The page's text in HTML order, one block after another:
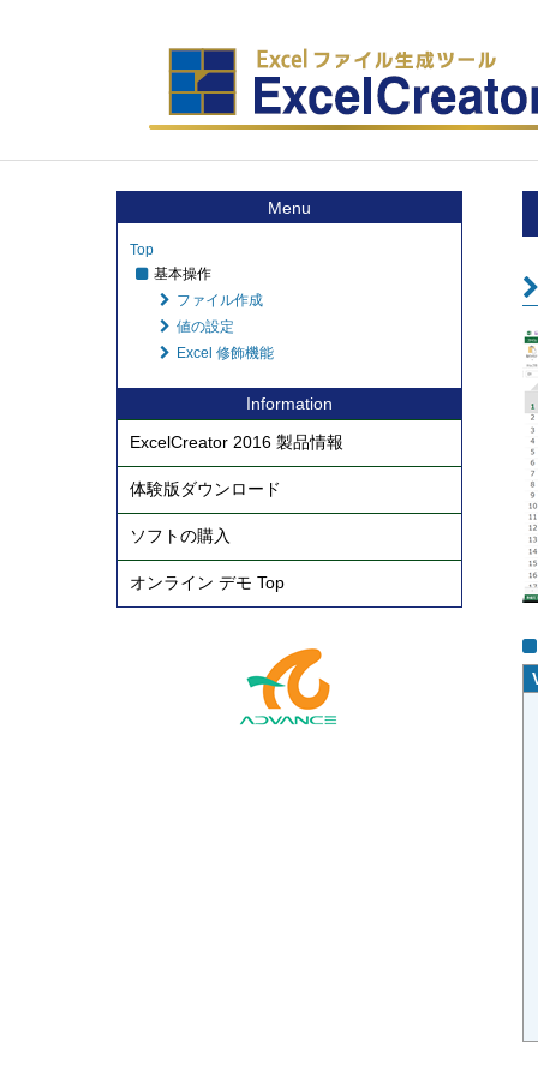
Menu
Top
基本操作
ファイル作成
値の設定
Excel 修飾機能
Information
ExcelCreator 2016 製品情報
体験版ダウンロード
ソフトの購入
オンライン デモ Top